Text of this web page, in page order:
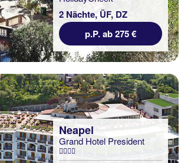
2 Nächte, ÜF, DZ
p.P. ab 275 €
Neapel
Grand Hotel President